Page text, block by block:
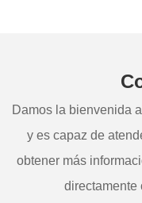
Damos la bienvenida
y es capaz de
obtener más
directamente